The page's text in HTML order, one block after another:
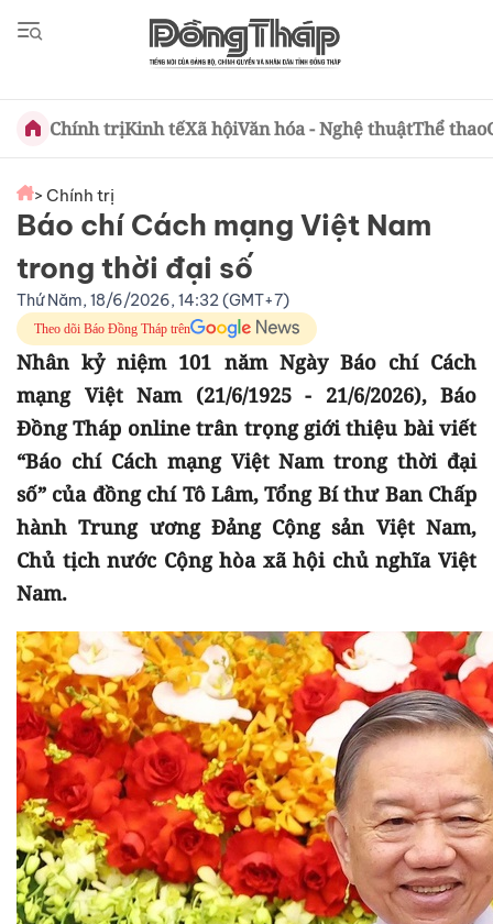
Chính trịKinh tếXã hộiVăn hóa - Nghệ thuậtThể thao
> Chính trị
Báo chí Cách mạng Việt Nam
trong thời đại số
Thứ Năm, 18/6/2026, 14:32 (GMT+7)
Theo dõi Báo Đồng Tháp trên
Nhân kỷ niệm 101 năm Ngày Báo chí Cách
mạng Việt Nam (21/6/1925 - 21/6/2026), Báo
Đồng Tháp online trân trọng giới thiệu bài viết
“Báo chí Cách mạng Việt Nam trong thời đại
số” của đồng chí Tô Lâm, Tổng Bí thư Ban Chấp
hành Trung ương Đảng Cộng sản Việt Nam,
Chủ tịch nước Cộng hòa xã hội chủ nghĩa Việt
Nam.